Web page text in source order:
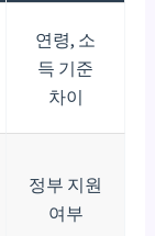
연령, 소
득 기준
차이
정부 지원
여부